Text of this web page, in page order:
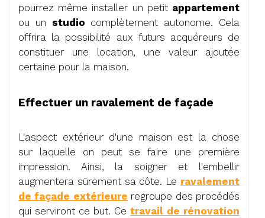
pourrez même installer un petit appartement
ou un studio complètement autonome. Cela
offrira la possibilité aux futurs acquéreurs de
constituer une location, une valeur ajoutée
certaine pour la maison.
Effectuer un ravalement de façade
L'aspect extérieur d'une maison est la chose
sur laquelle on peut se faire une première
impression. Ainsi, la soigner et l'embellir
augmentera sûrement sa côte. Le ravalement
de façade extérieure regroupe des procédés
qui serviront ce but. Ce travail de rénovation